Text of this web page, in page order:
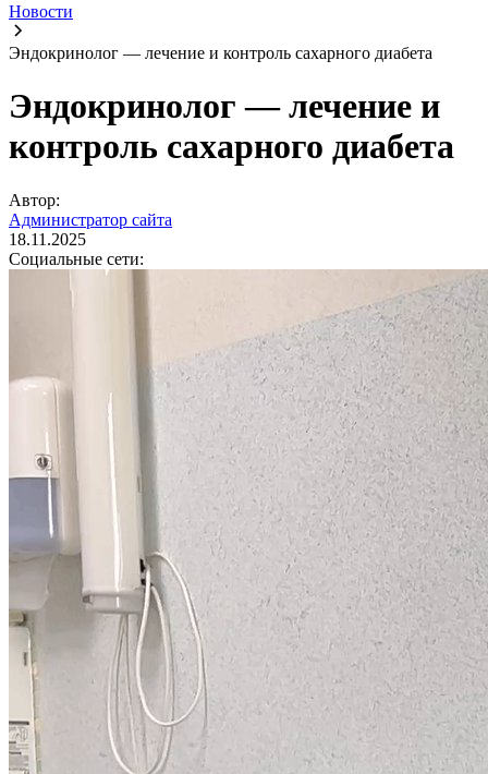
Новости
Эндокринолог — лечение и контроль сахарного диабета
Эндокринолог — лечение и
контроль сахарного диабета
Автор:
Администратор сайта
18.11.2025
Социальные сети: